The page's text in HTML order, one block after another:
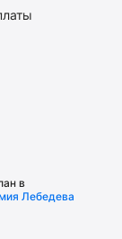
в
Лебедева